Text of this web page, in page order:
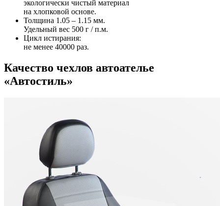
экологически чистый материал
на хлопковой основе.
Толщина 1.05 – 1.15 мм.
Удельный вес 500 г / п.м.
Цикл истирания:
не менее 40000 раз.
Качество чехлов автоателье
«Автостиль»